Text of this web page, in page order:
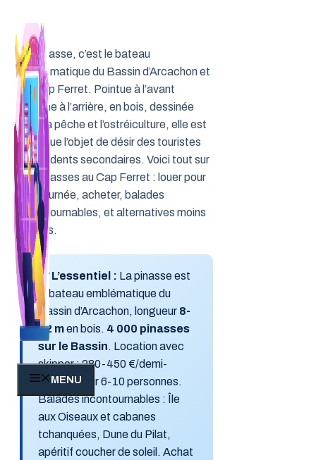
contenu
MENU
La pinasse, c’est le bateau
emblématique du Bassin d’Arcachon et
du Cap Ferret. Pointue à l’avant
comme à l’arrière, en bois, dessinée
pour la pêche et l’ostréiculture, elle est
devenue l’objet de désir des touristes
et résidents secondaires. Voici tout sur
les pinasses au Cap Ferret : louer pour
une journée, acheter, balades
incontournables, et alternatives moins
chères.
💡 L’essentiel : La pinasse est
le bateau emblématique du
Bassin d’Arcachon, longueur 8-
12 men bois. 4 000 pinasses
sur le Bassin. Location avec
skipper : 280-450 €/demi-
journée pour 6-10 personnes.
Balades incontournables : Île
aux Oiseaux et cabanes
tchanquées, Dune du Pilat,
apéritif coucher de soleil. Achat